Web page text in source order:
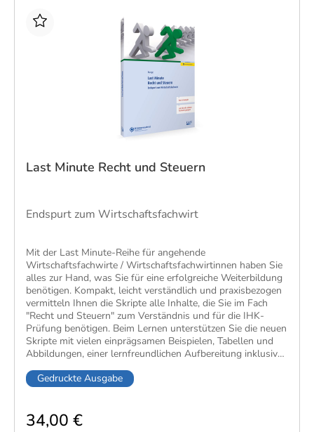
Einzelkauf und legen Sie das Bücherpaket direkt in Ihren
Warenkorb!
Last Minute Recht und Steuern
Endspurt zum Wirtschaftsfachwirt
Mit der Last Minute-Reihe für angehende
Wirtschaftsfachwirte / Wirtschaftsfachwirtinnen haben Sie
alles zur Hand, was Sie für eine erfolgreiche Weiterbildung
benötigen. Kompakt, leicht verständlich und praxisbezogen
vermitteln Ihnen die Skripte alle Inhalte, die Sie im Fach
"Recht und Steuern" zum Verständnis und für die IHK-
Prüfung benötigen​. Beim Lernen unterstützen Sie die neuen
Skripte mit vielen einprägsamen Beispielen, Tabellen und
Abbildungen, einer lernfreundlichen Aufbereitung inklusive
Ende der Kapitel.
Gedruckte Ausgabe
34,00 €